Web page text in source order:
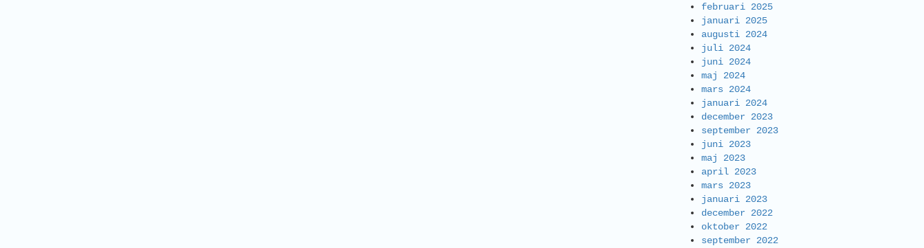
februari 2025
januari 2025
augusti 2024
juli 2024
juni 2024
maj 2024
mars 2024
januari 2024
december 2023
september 2023
juni 2023
maj 2023
april 2023
mars 2023
januari 2023
december 2022
oktober 2022
september 2022